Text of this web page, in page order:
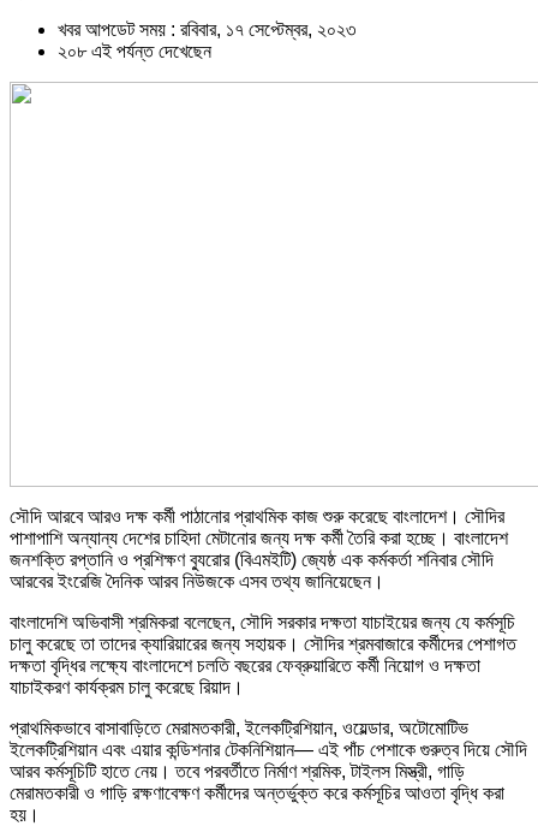
খবর আপডেট সময় : রবিবার, ১৭ সেপ্টেম্বর, ২০২৩
২০৮ এই পর্যন্ত দেখেছেন
সৌদি আরবে আরও দক্ষ কর্মী পাঠানোর প্রাথমিক কাজ শুরু করেছে বাংলাদেশ। সৌদির
পাশাপাশি অন্যান্য দেশের চাহিদা মেটানোর জন্য দক্ষ কর্মী তৈরি করা হচ্ছে। বাংলাদেশ
জনশক্তি রপ্তানি ও প্রশিক্ষণ ব্যুরোর (বিএমইটি) জ্যেষ্ঠ এক কর্মকর্তা শনিবার সৌদি
আরবের ইংরেজি দৈনিক আরব নিউজকে এসব তথ্য জানিয়েছেন।
বাংলাদেশি অভিবাসী শ্রমিকরা বলেছেন, সৌদি সরকার দক্ষতা যাচাইয়ের জন্য যে কর্মসূচি
চালু করেছে তা তাদের ক্যারিয়ারের জন্য সহায়ক। সৌদির শ্রমবাজারে কর্মীদের পেশাগত
দক্ষতা বৃদ্ধির লক্ষ্যে বাংলাদেশে চলতি বছরের ফেব্রুয়ারিতে কর্মী নিয়োগ ও দক্ষতা
যাচাইকরণ কার্যক্রম চালু করেছে রিয়াদ।
প্রাথমিকভাবে বাসাবাড়িতে মেরামতকারী, ইলেকট্রিশিয়ান, ওয়েল্ডার, অটোমোটিভ
ইলেকট্রিশিয়ান এবং এয়ার কন্ডিশনার টেকনিশিয়ান— এই পাঁচ পেশাকে গুরুত্ব দিয়ে সৌদি
আরব কর্মসূচিটি হাতে নেয়। তবে পরবর্তীতে নির্মাণ শ্রমিক, টাইলস মিস্ত্রী, গাড়ি
মেরামতকারী ও গাড়ি রক্ষণাবেক্ষণ কর্মীদের অন্তর্ভুক্ত করে কর্মসূচির আওতা বৃদ্ধি করা
হয়।